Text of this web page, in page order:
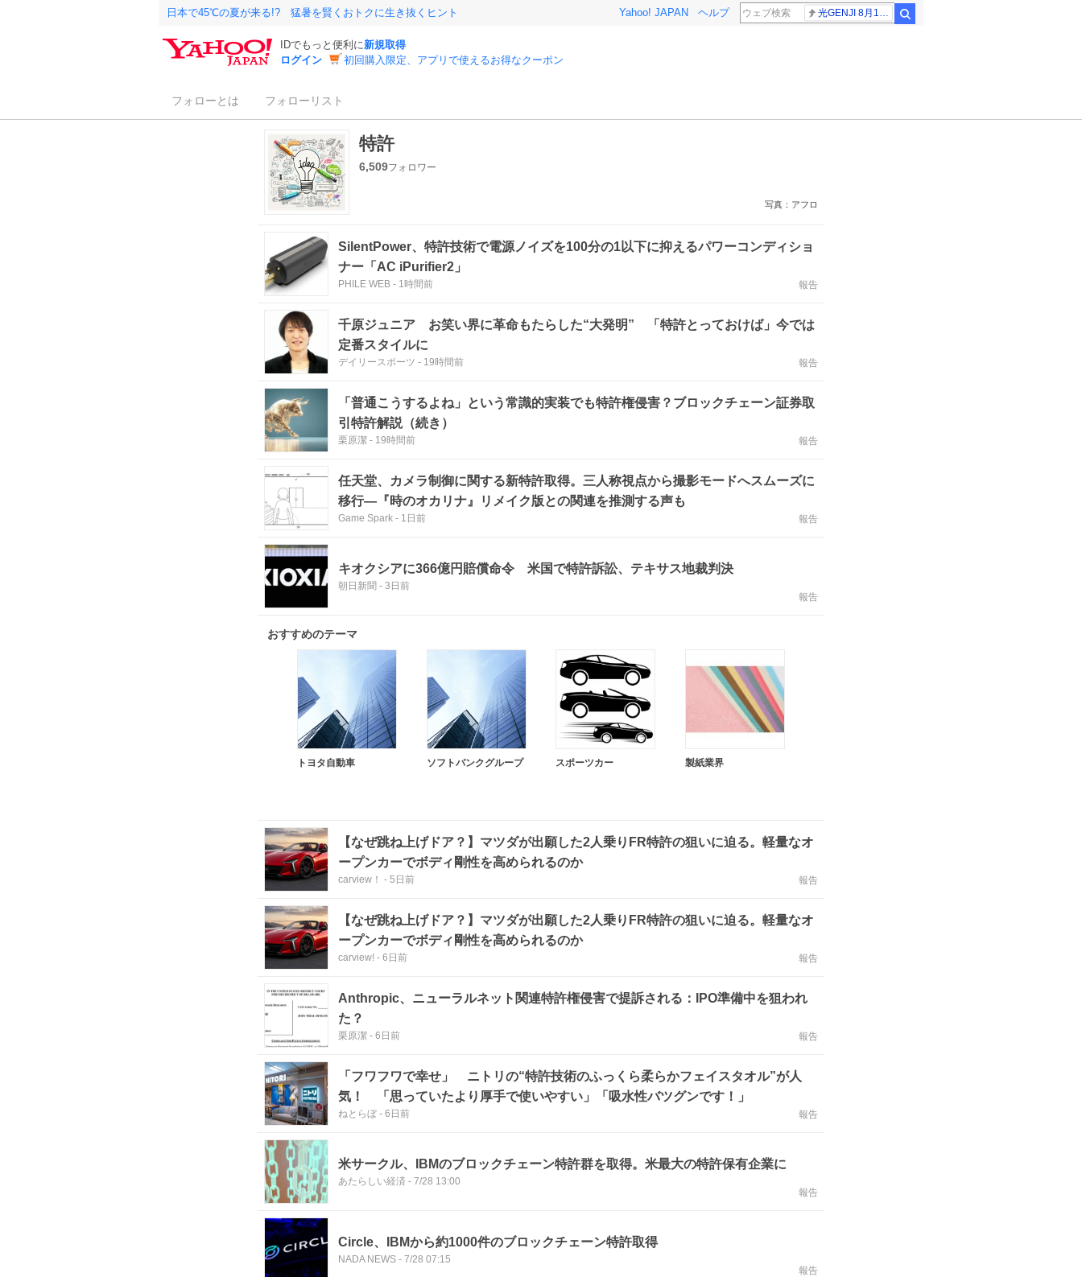
日本で45℃の夏が来る!? 猛暑を賢くおトクに生き抜くヒント Yahoo! JAPAN ヘルプ
IDでもっと便利に新規取得
ログイン
初回購入限定、アプリで使えるお得なクーポン
フォローとは フォローリスト
特許
6,509フォロワー
写真：アフロ
SilentPower、特許技術で電源ノイズを100分の1以下に抑えるパワーコンディショ
ナー「AC iPurifier2」
PHILE WEB - 1時間前 報告
千原ジュニア お笑い界に革命もたらした“大発明” 「特許とっておけば」今では
定番スタイルに
デイリースポーツ - 19時間前 報告
「普通こうするよね」という常識的実装でも特許権侵害？ブロックチェーン証券取
引特許解説（続き）
栗原潔 - 19時間前 報告
任天堂、カメラ制御に関する新特許取得。三人称視点から撮影モードへスムーズに
移行―『時のオカリナ』リメイク版との関連を推測する声も
Game Spark - 1日前 報告
キオクシアに366億円賠償命令 米国で特許訴訟、テキサス地裁判決
朝日新聞 - 3日前
報告
おすすめのテーマ
トヨタ自動車 ソフトバンクグループ スポーツカー 製紙業界
【なぜ跳ね上げドア？】マツダが出願した2人乗りFR特許の狙いに迫る。軽量なオ
ープンカーでボディ剛性を高められるのか
carview！ - 5日前 報告
【なぜ跳ね上げドア？】マツダが出願した2人乗りFR特許の狙いに迫る。軽量なオ
ープンカーでボディ剛性を高められるのか
carview! - 6日前 報告
Anthropic、ニューラルネット関連特許権侵害で提訴される：IPO準備中を狙われ
た？
栗原潔 - 6日前 報告
「フワフワで幸せ」 ニトリの“特許技術のふっくら柔らかフェイスタオル”が人
気！ 「思っていたより厚手で使いやすい」「吸水性バツグンです！」
ねとらぼ- 6日前 報告
米サークル、IBMのブロックチェーン特許群を取得。米最大の特許保有企業に
あたらしい経済 - 7/28 13:00
報告
Circle、IBMから約1000件のブロックチェーン特許取得
NADA NEWS - 7/28 07:15
報告